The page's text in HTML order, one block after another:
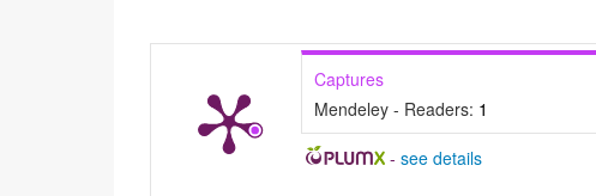
Captures
Mendeley - Readers: 1
- see details